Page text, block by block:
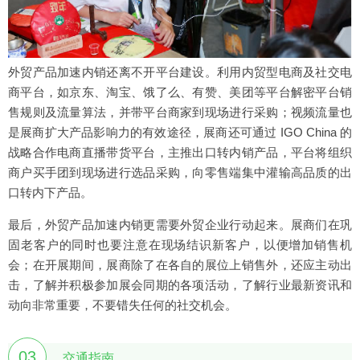
外贸产品加速内销还离不开平台建设。利用内贸型电商及社交电
商平台，如京东、淘宝、饿了么、有赞、美团等平台解密平台销
售规则及流量算法，并带平台商家到现场进行采购；视频流量也
是展商扩大产品影响力的有效途径，展商还可通过 IGO China 的
战略合作电商直播带货平台，主推出口转内销产品，平台将组织
商户买手团到现场进行选品采购，向零售端集中灌输高品质的出
口转内下产品。
最后，外贸产品加速内销更需要外贸企业行动起来。展商们在巩
固老客户的同时也要注意在现场结识新客户，以便增加销售机
会；在开展期间，展商除了在各自的展位上销售外，还应主动出
击，了解并积极参加展会同期的各项活动，了解行业最新资讯和
动向非常重要，不要错失任何的社交机会。